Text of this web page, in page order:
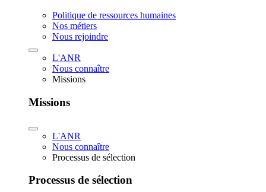
Politique de ressources humaines
Nos métiers
Nous rejoindre
L'ANR
Nous connaître
Missions
Missions
L'ANR
Nous connaître
Processus de sélection
Processus de sélection